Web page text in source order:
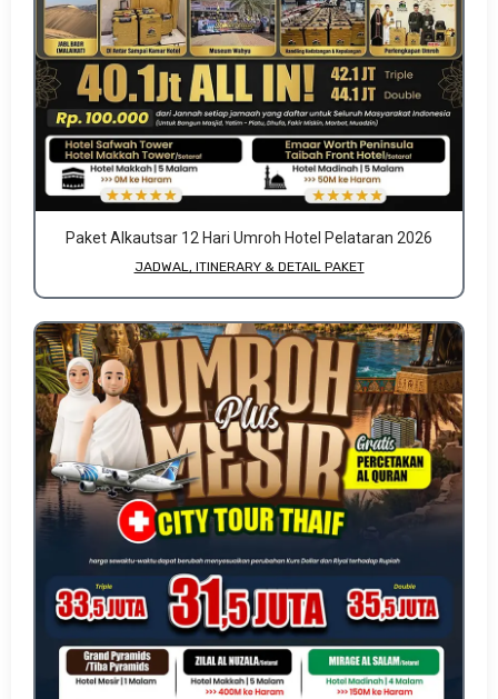
Paket Alkautsar 12 Hari Umroh Hotel Pelataran 2026
JADWAL, ITINERARY & DETAIL PAKET